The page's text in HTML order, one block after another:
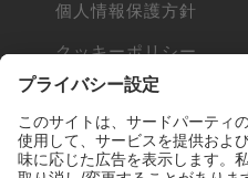
個人情報保護方針
クッキーポリシー
Cookieとは
他社の商標